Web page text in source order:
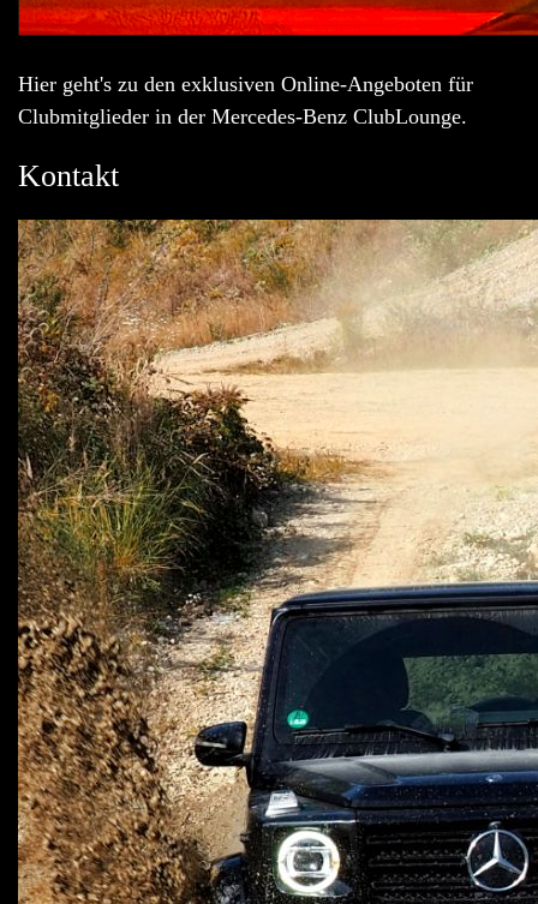
Hier geht's zu den exklusiven Online-Angeboten für
Clubmitglieder in der Mercedes-Benz ClubLounge.
Kontakt